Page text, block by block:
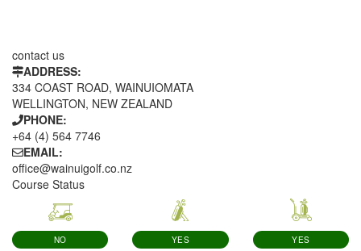
contact us
ADDRESS:
334 COAST ROAD, WAINUIOMATA
WELLINGTON, NEW ZEALAND
PHONE:
+64 (4) 564 7746
EMAIL:
office@wainuigolf.co.nz
Course Status
NO YES YES